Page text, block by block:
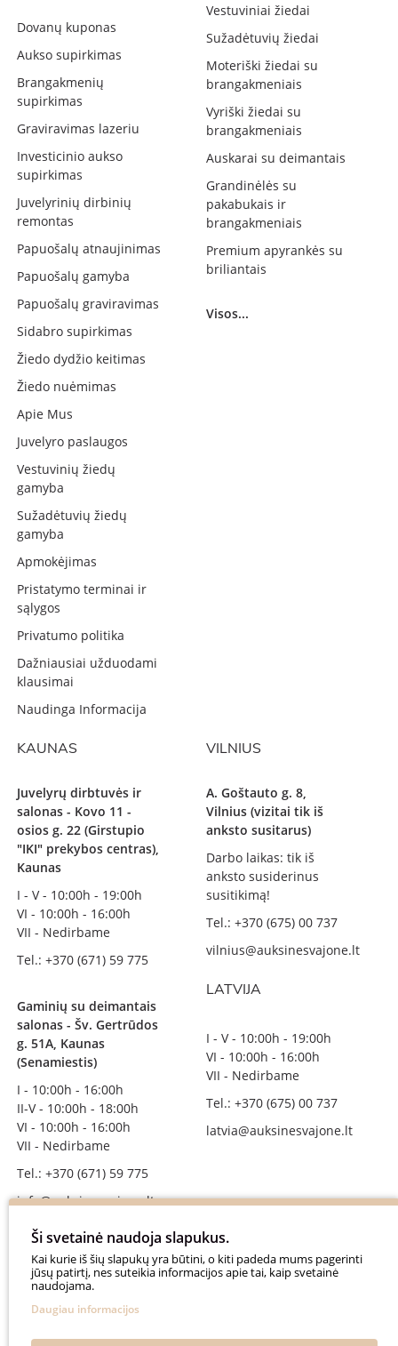
Dovanų kuponas
Aukso supirkimas
Brangakmenių
supirkimas
Graviravimas lazeriu
Investicinio aukso
supirkimas
Juvelyrinių dirbinių
remontas
Papuošalų atnaujinimas
Papuošalų gamyba
Papuošalų graviravimas
Sidabro supirkimas
Žiedo dydžio keitimas
Žiedo nuėmimas
Apie Mus
Juvelyro paslaugos
Vestuvinių žiedų
gamyba
Sužadėtuvių žiedų
gamyba
Apmokėjimas
Pristatymo terminai ir
sąlygos
Privatumo politika
Dažniausiai užduodami
klausimai
Naudinga Informacija
Vestuviniai žiedai
Sužadėtuvių žiedai
Moteriški žiedai su
brangakmeniais
Vyriški žiedai su
brangakmeniais
Auskarai su deimantais
Grandinėlės su
pakabukais ir
brangakmeniais
Premium apyrankės su
briliantais
Visos...
KAUNAS
Juvelyrų dirbtuvės ir
salonas - Kovo 11 -
osios g. 22 (Girstupio
"IKI" prekybos centras),
Kaunas
I - V - 10:00h - 19:00h
VI - 10:00h - 16:00h
VII - Nedirbame
Tel.: +370 (671) 59 775
Gaminių su deimantais
salonas - Šv. Gertrūdos
g. 51A, Kaunas
(Senamiestis)
I - 10:00h - 16:00h
II-V - 10:00h - 18:00h
VI - 10:00h - 16:00h
VII - Nedirbame
Tel.: +370 (671) 59 775
info@auksinesvajone.lt
SEKITE MUS
auksinesvajone
auksine_svajone
VILNIUS
A. Goštauto g. 8,
Vilnius (vizitai tik iš
anksto susitarus)
Darbo laikas: tik iš
anksto susiderinus
susitikimą!
Tel.: +370 (675) 00 737
vilnius@auksinesvajone.lt
LATVIJA
I - V - 10:00h - 19:00h
VI - 10:00h - 16:00h
VII - Nedirbame
Tel.: +370 (675) 00 737
latvia@auksinesvajone.lt
Ši svetainė naudoja slapukus.
Kai kurie iš šių slapukų yra būtini, o kiti padeda mums pagerinti
jūsų patirtį, nes suteikia informacijos apie tai, kaip svetainė
naudojama.
Daugiau informacijos